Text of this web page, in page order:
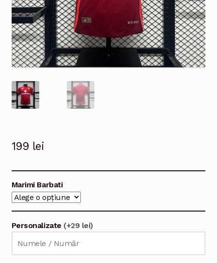
199 lei
Marimi Barbati
Personalizate (+29 lei)